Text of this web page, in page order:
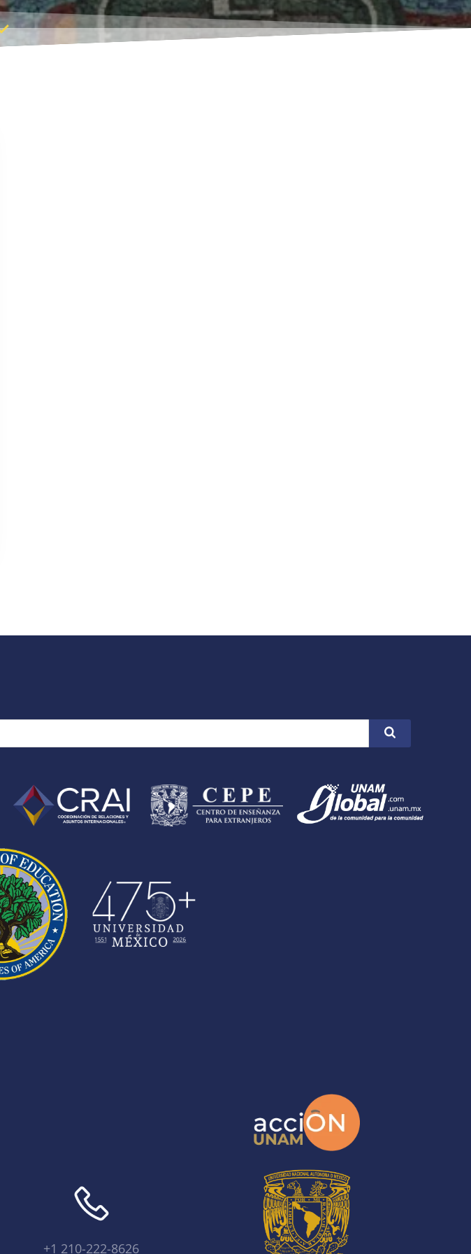
+1 210-222-8626